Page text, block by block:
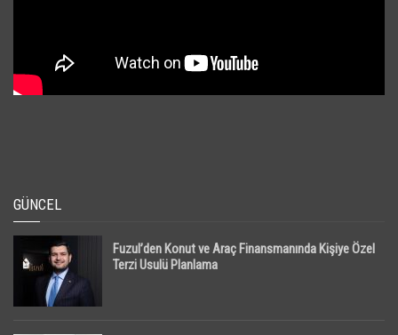
GÜNCEL
Fuzul’den Konut ve Araç Finansmanında Kişiye Özel
Terzi Usulü Planlama